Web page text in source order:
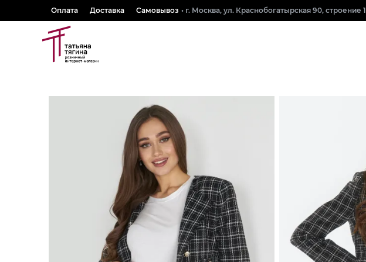
Оплата Доставка Самовывоз • г. Москва, ул. Краснобогатырская 90, строение 1